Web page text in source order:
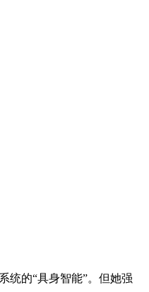
统的“具身智能”。但她强